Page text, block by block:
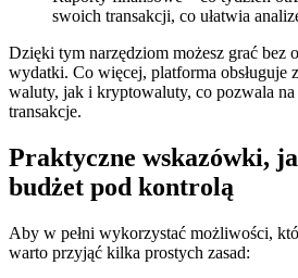
swoich transakcji, co ułatwia
Dzięki tym narzędziom możesz grać bez
wydatki. Co więcej, platforma obsługuje
waluty, jak i kryptowaluty, co pozwala na
transakcje.
Praktyczne wskazówki,
budżet pod kontrolą
Aby w pełni wykorzystać możliwości,
warto przyjąć kilka prostych zasad: